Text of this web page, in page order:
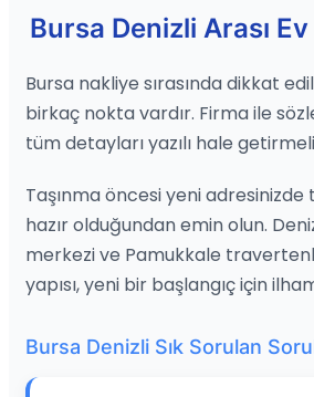
Bursa Denizli Arası Ev
Bursa nakliye sırasında dikkat
birkaç nokta vardır. Firma ile
tüm detayları yazılı hale
Taşınma öncesi yeni
hazır olduğundan emin olun.
merkezi ve Pamukkale
yapısı, yeni bir başlangıç için
Bursa Denizli Sık Sorulan